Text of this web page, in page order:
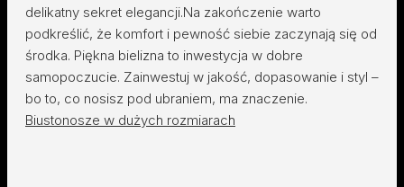
delikatny sekret elegancji.Na zakończenie warto
podkreślić, że komfort i pewność siebie zaczynają się od
środka. Piękna bielizna to inwestycja w dobre
samopoczucie. Zainwestuj w jakość, dopasowanie i styl –
bo to, co nosisz pod ubraniem, ma znaczenie.
Biustonosze w dużych rozmiarach